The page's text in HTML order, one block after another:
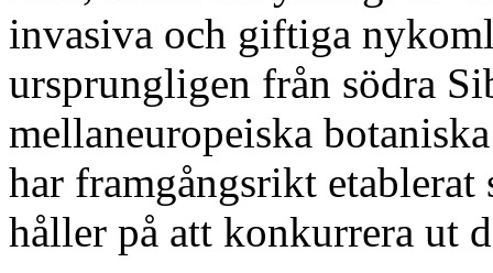
invasiva och giftiga
ursprungligen från södra
mellaneuropeiska
har framgångsrikt
håller på att konkurrera ut